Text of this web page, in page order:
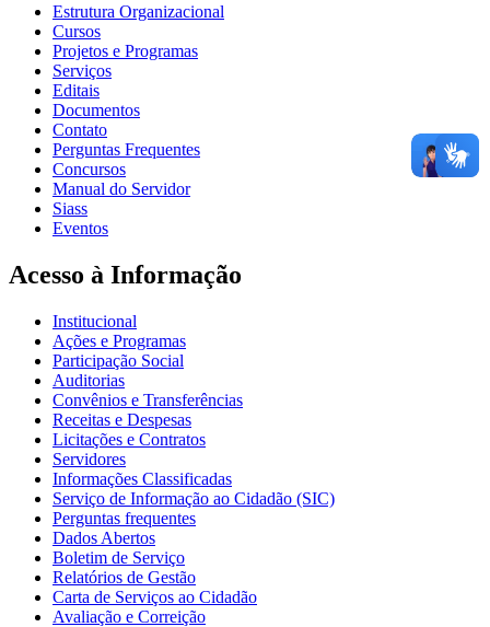
Estrutura Organizacional
Cursos
Projetos e Programas
Serviços
Editais
Documentos
Contato
Perguntas Frequentes
Concursos
Manual do Servidor
Siass
Eventos
Acesso à Informação
Institucional
Ações e Programas
Participação Social
Auditorias
Convênios e Transferências
Receitas e Despesas
Licitações e Contratos
Servidores
Informações Classificadas
Serviço de Informação ao Cidadão (SIC)
Perguntas frequentes
Dados Abertos
Boletim de Serviço
Relatórios de Gestão
Carta de Serviços ao Cidadão
Avaliação e Correição